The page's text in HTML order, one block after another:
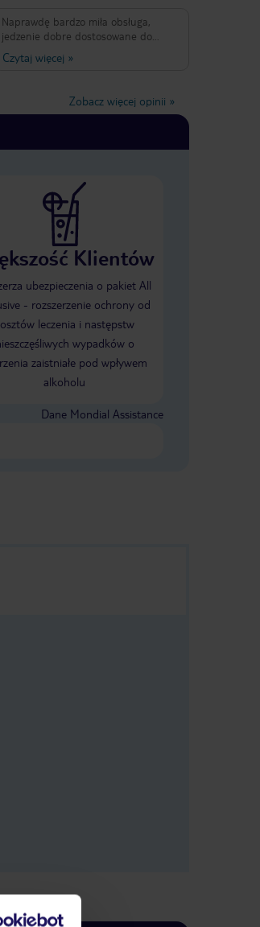
Naprawdę bardzo miła obsługa,
jedzenie dobre dostosowane do
różnych gustów smakowych. Pokoje
średnie. Plaża blisko. Możliwość
podmiejskim za 1 dinar (kursuje co
pół godziny), taksówka natomiast 12
Czytaj więcej »
Zobacz więcej opinii »
Klientów
ubezpieczenia o pakiet All
- rozszerzenie ochrony od
leczenia i następstw
wypadków o
zaistniałe pod wpływem
alkoholu
Dane Mondial Assistance